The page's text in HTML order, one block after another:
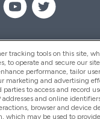
tracking tools on this site,
to operate and secure our
performance, tailor user
marketing and advertising
to access and record
and online
browser and device
which may be used to